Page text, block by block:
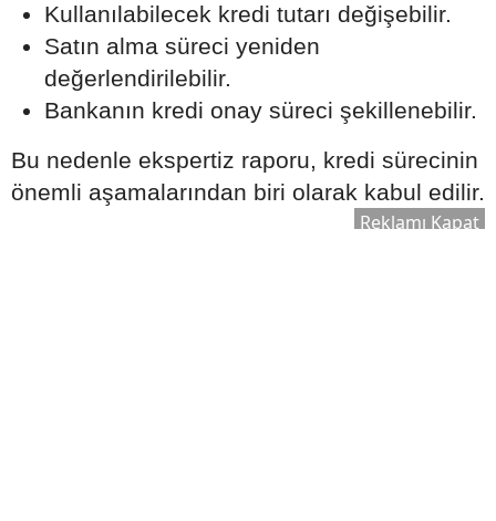
Kullanılabilecek kredi tutarı değişebilir.
Satın alma süreci yeniden
değerlendirilebilir.
Bankanın kredi onay süreci şekillenebilir.
Bu nedenle ekspertiz raporu, kredi sürecinin
önemli aşamalarından biri olarak kabul edilir.
Reklamı Kapat